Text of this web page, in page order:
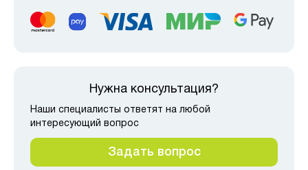
Нужна консультация?
Наши специалисты ответят на любой
интересующий вопрос
Задать вопрос